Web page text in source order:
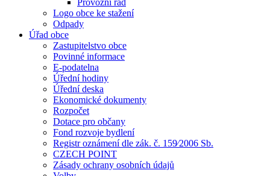
Provozní řád
Logo obce ke stažení
Odpady
Úřad obce
Zastupitelstvo obce
Povinné informace
E-podatelna
Úřední hodiny
Úřední deska
Ekonomické dokumenty
Rozpočet
Dotace pro občany
Fond rozvoje bydlení
Registr oznámení dle zák. č. 159⁄2006 Sb.
CZECH POINT
Zásady ochrany osobních údajů